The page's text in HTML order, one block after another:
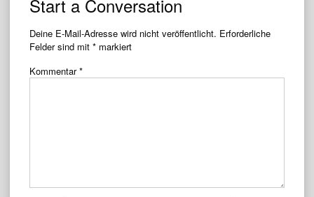
Start a Conversation
Deine E-Mail-Adresse wird nicht veröffentlicht. Erforderliche
Felder sind mit * markiert
Kommentar*